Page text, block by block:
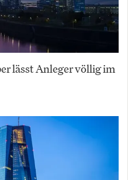
lässt Anleger völlig im